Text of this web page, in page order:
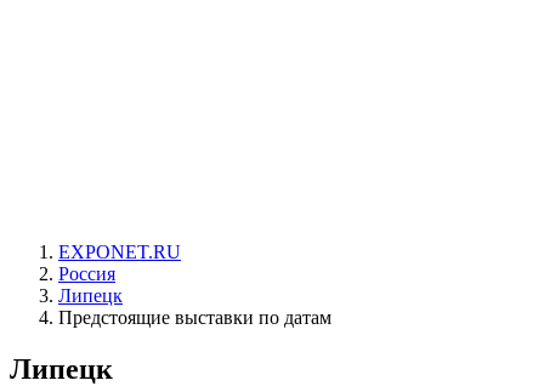
EXPONET.RU
Россия
Липецк
Предстоящие выставки по датам
Липецк